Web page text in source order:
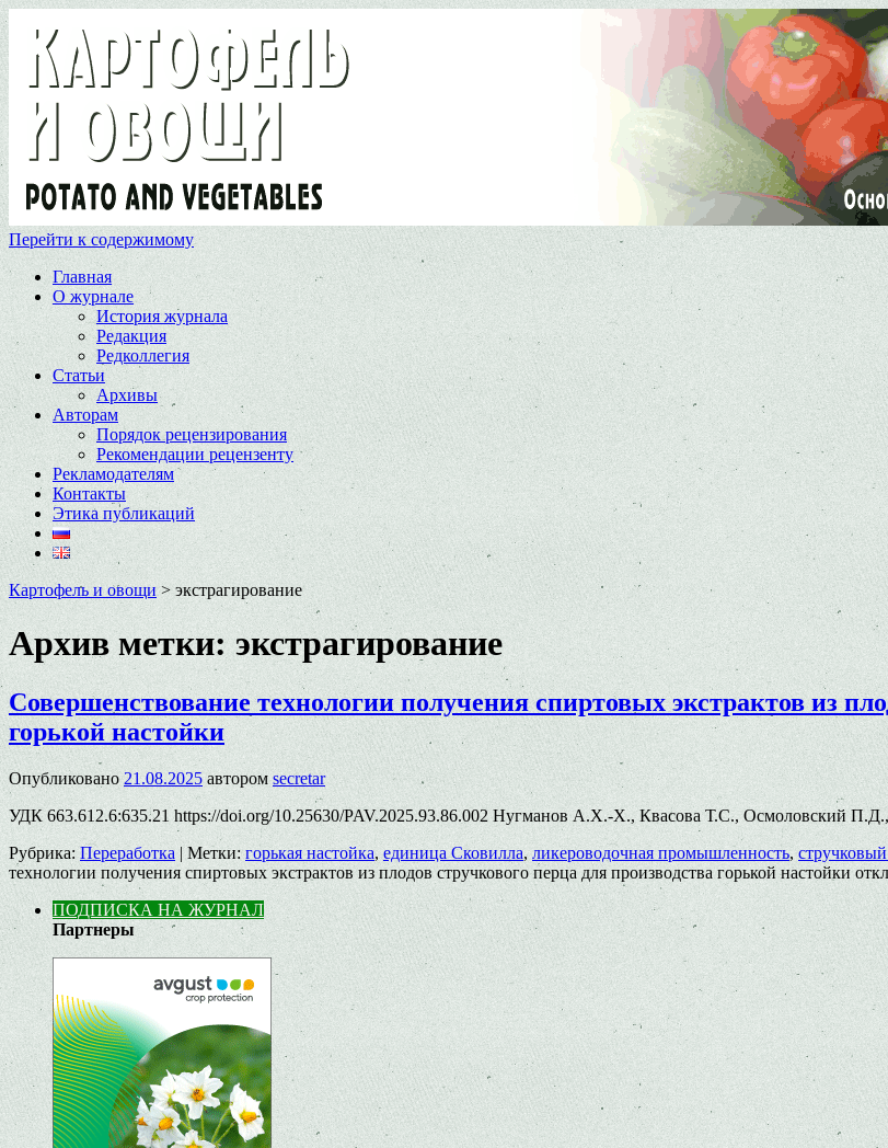
Перейти к содержимому
Главная
О журнале
История журнала
Редакция
Редколлегия
Статьи
Архивы
Авторам
Порядок рецензирования
Рекомендации рецензенту
Рекламодателям
Контакты
Этика публикаций
Картофель и овощи > экстрагирование
Архив метки: экстрагирование
Совершенствование технологии получения спиртовых экстрактов из
горькой настойки
Опубликовано 21.08.2025 автором secretar
УДК 663.612.6:635.21 https://doi.org/10.25630/PAV.2025.93.86.002 Нугманов А.Х.-Х., Квасова Т.С., Осмоловский
Рубрика: Переработка | Метки: горькая настойка, единица Сковилла, ликероводочная промышленность,
технологии получения спиртовых экстрактов из плодов стручкового перца для производства горькой настойки
ПОДПИСКА НА ЖУРНАЛ
Партнеры